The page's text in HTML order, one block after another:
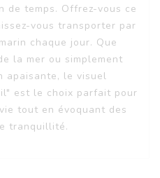
de temps. Offrez-vous ce
vous transporter par
chaque jour. Que
la mer ou simplement
apaisante, le visuel
est le choix parfait pour
tout en évoquant des
tranquillité.